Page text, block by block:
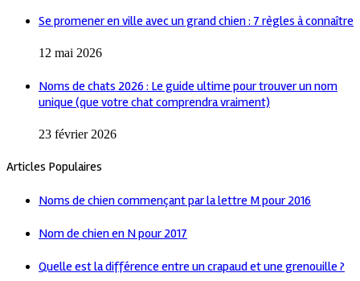
Se promener en ville avec un grand chien : 7 règles à connaître
12 mai 2026
Noms de chats 2026 : Le guide ultime pour trouver un nom
unique (que votre chat comprendra vraiment)
23 février 2026
Articles Populaires
Noms de chien commençant par la lettre M pour 2016
Nom de chien en N pour 2017
Quelle est la différence entre un crapaud et une grenouille ?